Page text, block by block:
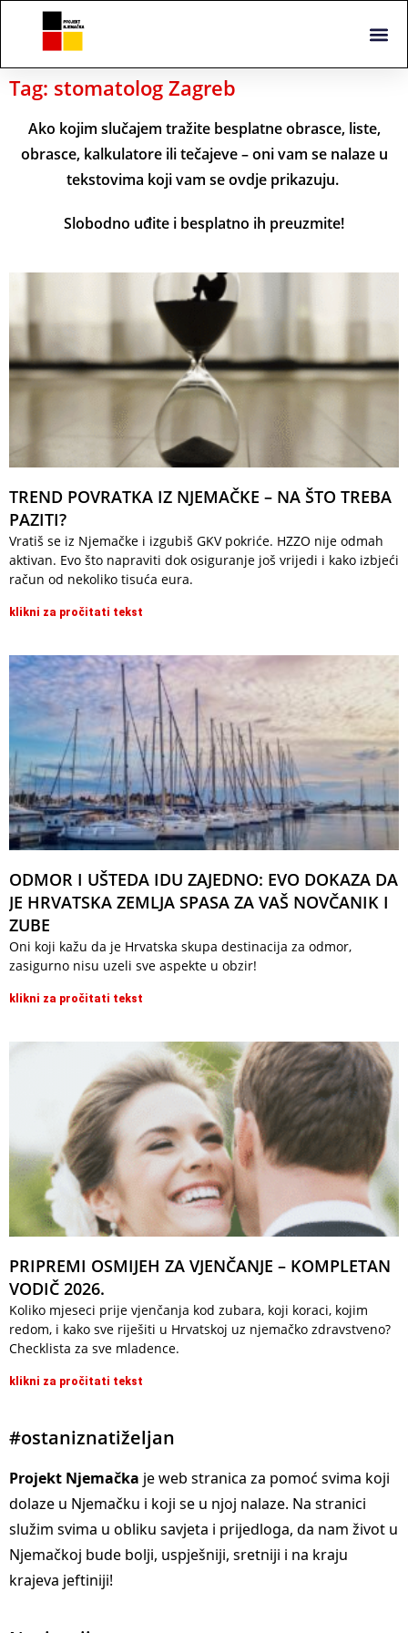
Tag: stomatolog Zagreb
Ako kojim slučajem tražite besplatne obrasce, liste,
obrasce, kalkulatore ili tečajeve – oni vam se nalaze u
tekstovima koji vam se ovdje prikazuju.
Slobodno uđite i besplatno ih preuzmite!
TREND POVRATKA IZ NJEMAČKE – NA ŠTO TREBA
PAZITI?
Vratiš se iz Njemačke i izgubiš GKV pokriće. HZZO nije odmah
aktivan. Evo što napraviti dok osiguranje još vrijedi i kako izbjeći
račun od nekoliko tisuća eura.
klikni za pročitati tekst
ODMOR I UŠTEDA IDU ZAJEDNO: EVO DOKAZA DA
JE HRVATSKA ZEMLJA SPASA ZA VAŠ NOVČANIK I
ZUBE
Oni koji kažu da je Hrvatska skupa destinacija za odmor,
zasigurno nisu uzeli sve aspekte u obzir!
klikni za pročitati tekst
PRIPREMI OSMIJEH ZA VJENČANJE – KOMPLETAN
VODIČ 2026.
Koliko mjeseci prije vjenčanja kod zubara, koji koraci, kojim
redom, i kako sve riješiti u Hrvatskoj uz njemačko zdravstveno?
Checklista za sve mladence.
klikni za pročitati tekst
#ostaniznatiželjan
Projekt Njemačka je web stranica za pomoć svima koji
dolaze u Njemačku i koji se u njoj nalaze. Na stranici
služim svima u obliku savjeta i prijedloga, da nam život u
Njemačkoj bude bolji, uspješniji, sretniji i na kraju
krajeva jeftiniji!